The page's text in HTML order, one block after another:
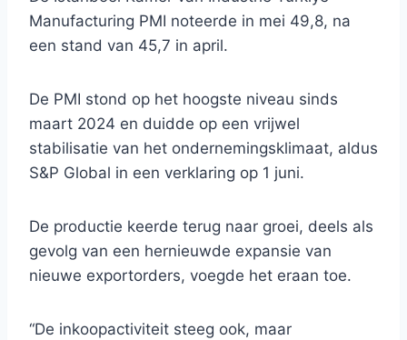
Manufacturing PMI noteerde in mei 49,8, na
een stand van 45,7 in april.
De PMI stond op het hoogste niveau sinds
maart 2024 en duidde op een vrijwel
stabilisatie van het ondernemingsklimaat, aldus
S&P Global in een verklaring op 1 juni.
De productie keerde terug naar groei, deels als
gevolg van een hernieuwde expansie van
nieuwe exportorders, voegde het eraan toe.
“De inkoopactiviteit steeg ook, maar